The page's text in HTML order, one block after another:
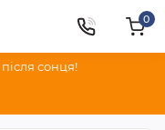
сонця!
0